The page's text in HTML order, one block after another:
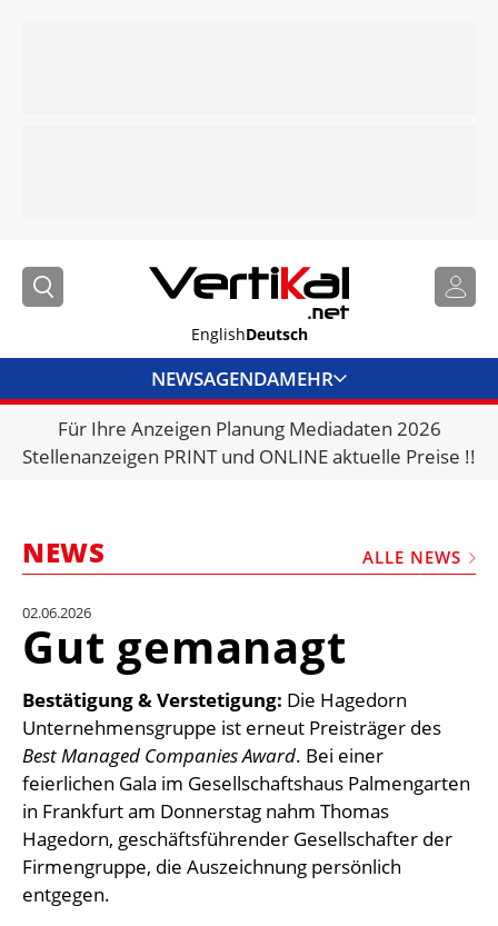
EnglishDeutsch
NEWSAGENDAMEHR
BRANCHENLINKS
VERMIETER
VIDEOS
BIBLIOTHEK
KRAN & BÜHNE
MEDIADATEN
WÄHRUNGSRECHNER
EINHEITENKONVERTER
Für Ihre Anzeigen Planung Mediadaten 2026
Stellenanzeigen PRINT und ONLINE aktuelle Preise !!
NEWS ALLE NEWS
02.06.2026
Gut gemanagt
Bestätigung & Verstetigung: Die Hagedorn
Unternehmensgruppe ist erneut Preisträger des
Best Managed Companies Award. Bei einer
feierlichen Gala im Gesellschaftshaus Palmengarten
in Frankfurt am Donnerstag nahm Thomas
Hagedorn, geschäftsführender Gesellschafter der
Firmengruppe, die Auszeichnung persönlich
entgegen.